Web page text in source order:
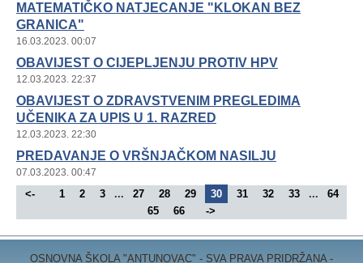
MATEMATIČKO NATJECANJE "KLOKAN BEZ
GRANICA"
16.03.2023. 00:07
OBAVIJEST O CIJEPLJENJU PROTIV HPV
12.03.2023. 22:37
OBAVIJEST O ZDRAVSTVENIM PREGLEDIMA
UČENIKA ZA UPIS U 1. RAZRED
12.03.2023. 22:30
PREDAVANJE O VRŠNJAČKOM NASILJU
07.03.2023. 00:47
<- 1 2 3 ... 27 28 29 30 31 32 33 ...
64
65
66 ->
OSNOVNA ŠKOLA "ANTUNOVAC" - SVA PRAVA PRIDRŽANA -